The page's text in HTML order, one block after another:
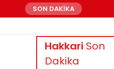
SON DAKİKA
Hakkari Son
Dakika